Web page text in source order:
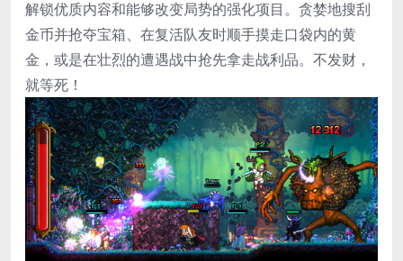
解锁优质内容和能够改变局势的强化项目。贪婪地搜刮
金币并抢夺宝箱、在复活队友时顺手摸走口袋内的黄
金，或是在壮烈的遭遇战中抢先拿走战利品。不发财，
就等死！